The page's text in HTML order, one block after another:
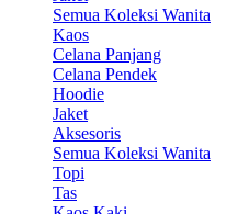
Semua Koleksi Wanita
Kaos
Celana Panjang
Celana Pendek
Hoodie
Jaket
Aksesoris
Semua Koleksi Wanita
Topi
Tas